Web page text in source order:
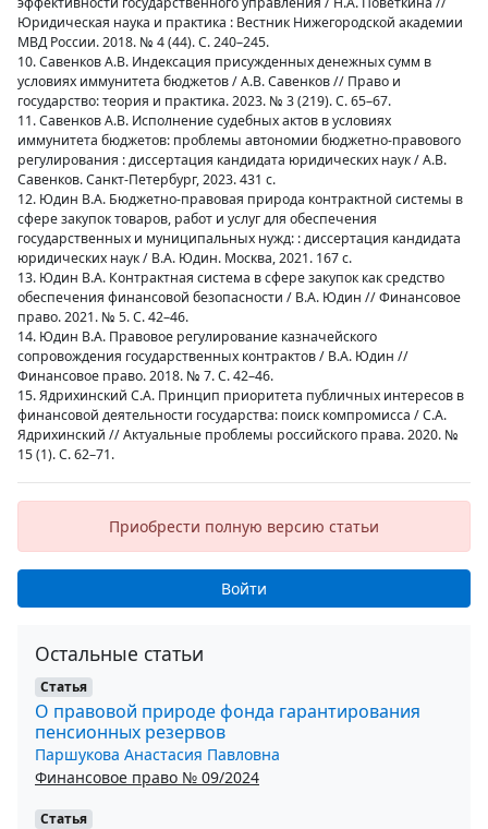
Юридическая наука и практика : Вестник Нижегородской академии
МВД России. 2018. № 4 (44). С. 240–245.
10. Савенков А.В. Индексация присужденных денежных сумм в
условиях иммунитета бюджетов / А.В. Савенков // Право и
государство: теория и практика. 2023. № 3 (219). С. 65–67.
11. Савенков А.В. Исполнение судебных актов в условиях
иммунитета бюджетов: проблемы автономии бюджетно-правового
регулирования : диссертация кандидата юридических наук / А.В.
Савенков. Санкт-Петербург, 2023. 431 с.
12. Юдин В.А. Бюджетно-правовая природа контрактной системы в
сфере закупок товаров, работ и услуг для обеспечения
государственных и муниципальных нужд: : диссертация кандидата
юридических наук / В.А. Юдин. Москва, 2021. 167 с.
13. Юдин В.А. Контрактная система в сфере закупок как средство
обеспечения финансовой безопасности / В.А. Юдин // Финансовое
право. 2021. № 5. С. 42–46.
14. Юдин В.А. Правовое регулирование казначейского
сопровождения государственных контрактов / В.А. Юдин //
Финансовое право. 2018. № 7. С. 42–46.
15. Ядрихинский С.А. Принцип приоритета публичных интересов в
финансовой деятельности государства: поиск компромисса / С.А.
Ядрихинский // Актуальные проблемы российского права. 2020. №
15 (1). С. 62–71.
Приобрести полную версию статьи
Войти
Остальные статьи
Статья
О правовой природе фонда гарантирования
пенсионных резервов
Паршукова Анастасия Павловна
Финансовое право № 09/2024
Статья